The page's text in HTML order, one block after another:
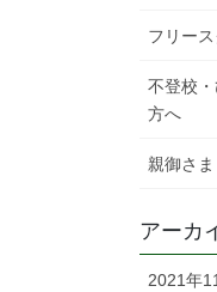
フリー
不登校
方へ
親御さ
アーカ
2021年